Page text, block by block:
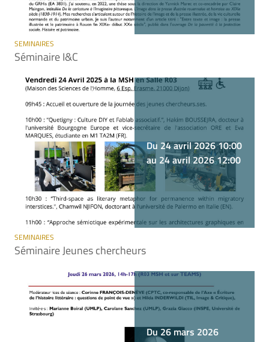
SEMINAIRES
Séminaire I&C
Du 24 avril 2026 10:00
au 24 avril 2026 12:00
SEMINAIRES
Séminaire Jeunes chercheurs
Du 26 mars 2026